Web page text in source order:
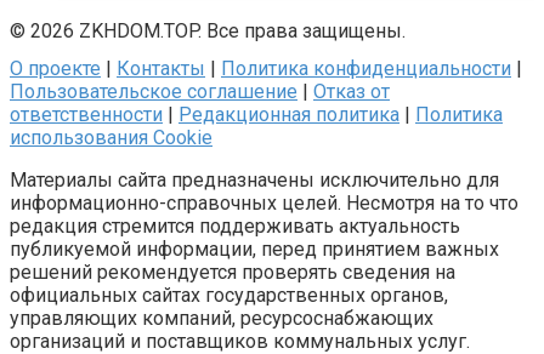
© 2026 ZKHDOM.TOP. Все права защищены.
О проекте | Контакты | Политика конфиденциальности |
Пользовательское соглашение | Отказ от
ответственности | Редакционная политика | Политика
использования Cookie
Материалы сайта предназначены исключительно для
информационно-справочных целей. Несмотря на то что
редакция стремится поддерживать актуальность
публикуемой информации, перед принятием важных
решений рекомендуется проверять сведения на
официальных сайтах государственных органов,
управляющих компаний, ресурсоснабжающих
организаций и поставщиков коммунальных услуг.